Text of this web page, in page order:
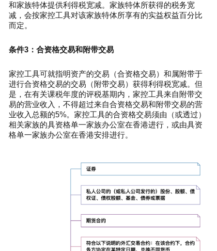
和家族特体提供利得税宽减。家族特体所获得的税务宽
减，会按家控工具对该家族特体所享有的实益权益百分比
而定。
条件3：合资格交易和附带交易
家控工具可就指明资产的交易（合资格交易）和属附带于
进行合资格交易的交易（附带交易）获得利得税宽减。但
是，在有关课税年度的评税基期内，家控工具来自附带交
易的营业收入，不得超过来自合资格交易和附带交易的营
业收入总额的5%。家控工具的合资格交易须由（或透过）
相关家族的具资格单一家族办公室在香港进行，或由具资
格单一家族办公室在香港安排进行。